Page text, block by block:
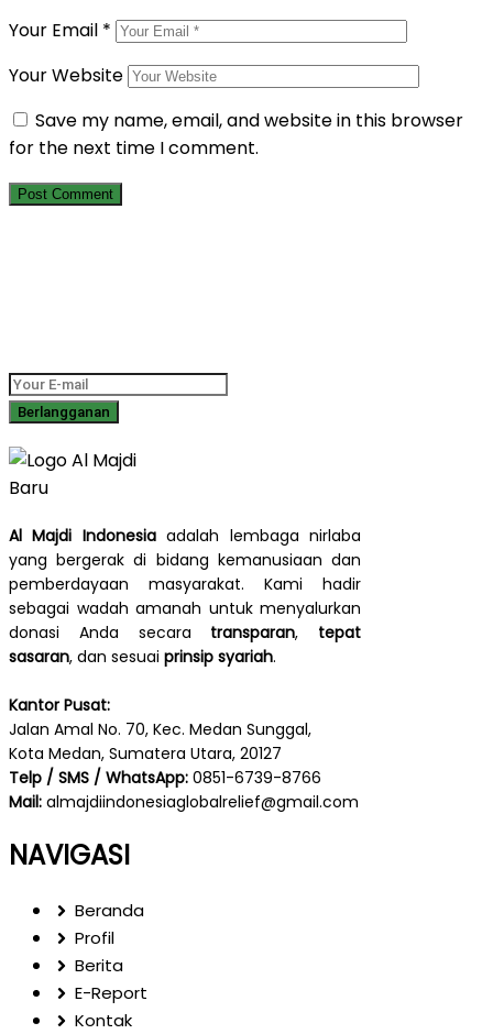
Your Email *
Your Website
Save my name, email, and website in this browser
for the next time I comment.
Al Majdi Indonesiaadalah lembaga nirlaba
yang bergerak di bidang kemanusiaan dan
pemberdayaan masyarakat. Kami hadir
sebagai wadah amanah untuk menyalurkan
donasi Anda secara transparan, tepat
sasaran, dan sesuai prinsip syariah.
Kantor Pusat:
Jalan Amal No. 70, Kec. Medan Sunggal,
Kota Medan, Sumatera Utara, 20127
Telp / SMS / WhatsApp: 0851-6739-8766
Mail: almajdiindonesiaglobalrelief@gmail.com
NAVIGASI
Beranda
Profil
Berita
E-Report
Kontak